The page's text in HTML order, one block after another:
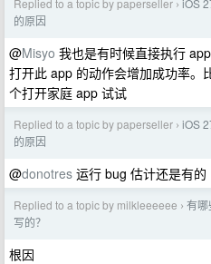
Replied to a topic by paperseller › iOS
的原因
@Misyo 我也是有时候直接执行
打开此 app 的动作会增加成功率。
个打开家庭 app 试试
Replied to a topic by paperseller › iOS
的原因
@donotres 运行 bug 估计还是有的
Replied to a topic by milkleeeeee › 有哪
写的？
根因